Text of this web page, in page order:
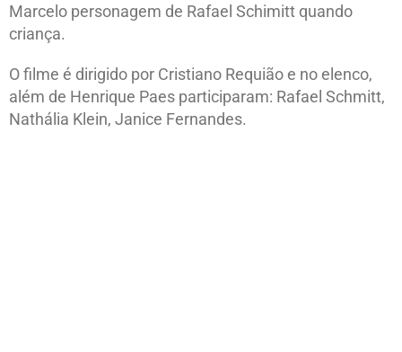
Marcelo personagem de Rafael Schimitt quando
criança.
O filme é dirigido por Cristiano Requião e no elenco,
além de Henrique Paes participaram: Rafael Schmitt,
Nathália Klein, Janice Fernandes.